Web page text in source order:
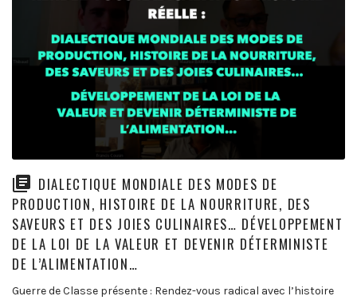
DIALECTIQUE MONDIALE DES MODES DE
PRODUCTION, HISTOIRE DE LA NOURRITURE, DES
SAVEURS ET DES JOIES CULINAIRES… DÉVELOPPEMENT
DE LA LOI DE LA VALEUR ET DEVENIR DÉTERMINISTE
DE L’ALIMENTATION…
Guerre de Classe présente : Rendez-vous radical avec l’histoire